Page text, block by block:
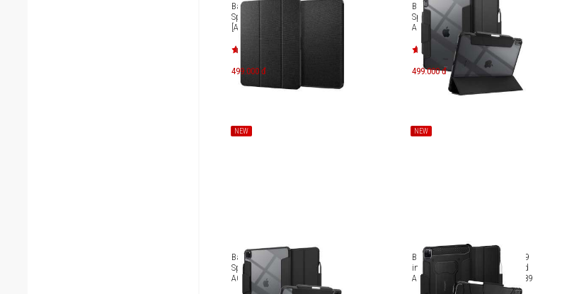
Bao da iPad Pro 13 inch (2024)
Spigen Case Urban Fit
[ACS07010/ACS07011]
499.000 đ
Bao da iPad Air 13 inch (2024)
Spigen Ultra Hybrid Pro
ACS07668
499.000 đ
NEW
Bao da iPad Pro 13 inch (2024)
Spigen Case Ultra Hybrid Pro
ACS07006
NEW
Bao da chống sốc iPad Pro 12.9
inch (2021-2022) Spigen Rugged
Armor Pro ACS01031 / ACS02889